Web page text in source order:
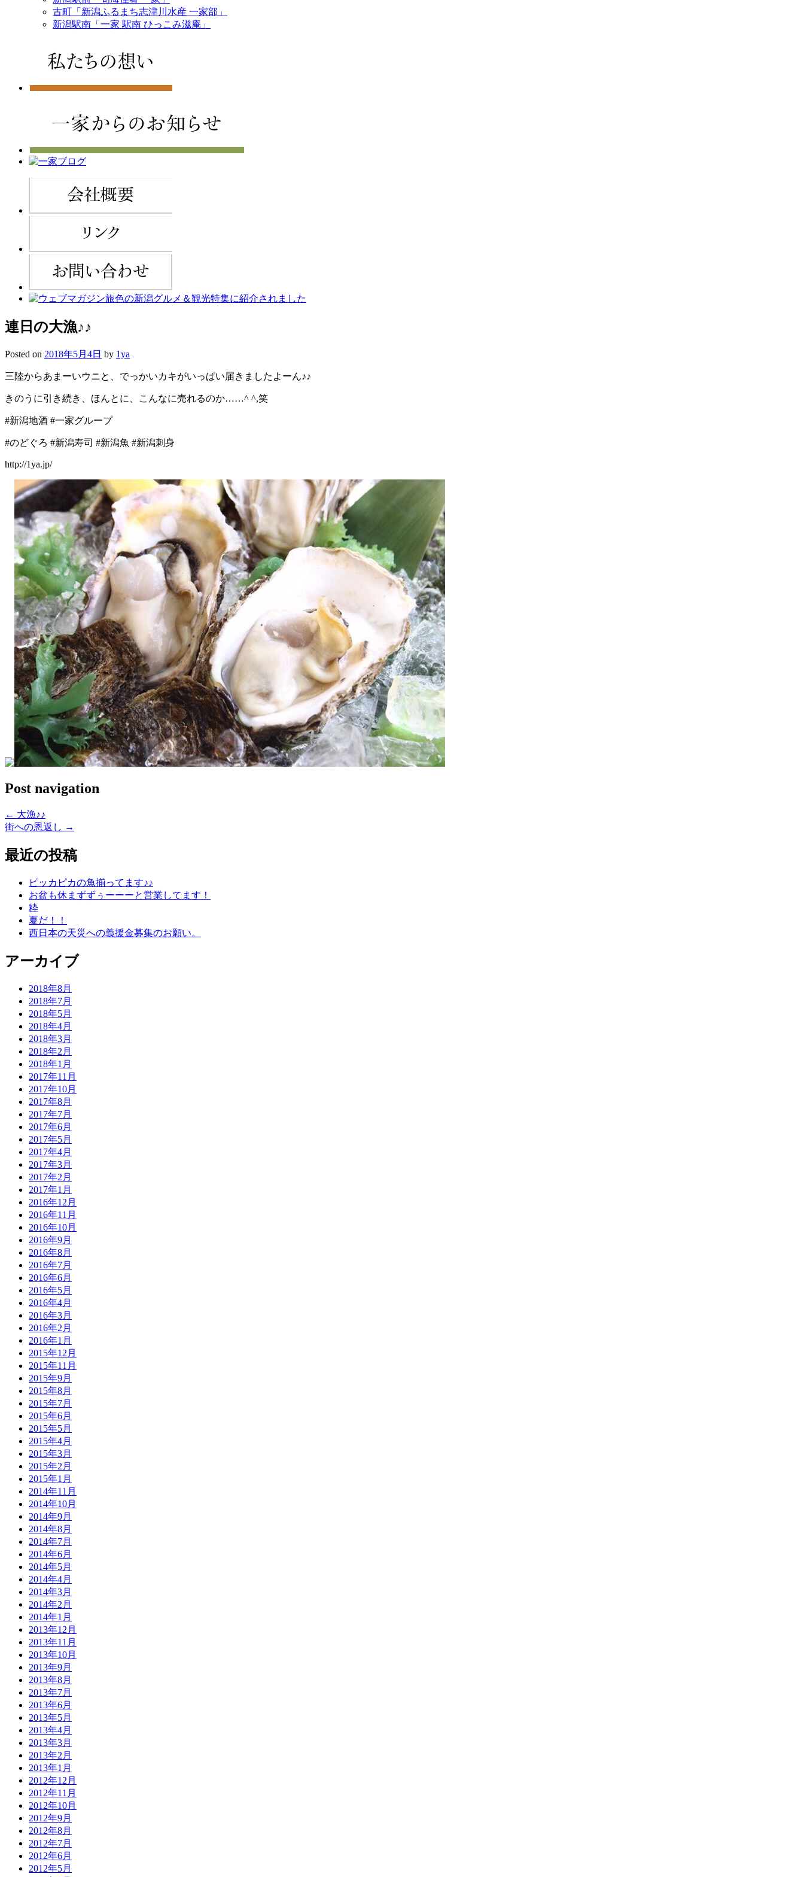
古町「新潟ふるまち志津川水産 一家部」
新潟駅南「一家 駅南 ひっこみ滋庵」
連日の大漁♪♪
Posted on 2018年5月4日 by 1ya
三陸からあまーいウニと、でっかいカキがいっぱい届きましたよーん♪♪
きのうに引き続き、ほんとに、こんなに売れるのか……^ ^,笑
#新潟地酒 #一家グループ
#のどぐろ #新潟寿司 #新潟魚 #新潟刺身
http://1ya.jp/
Post navigation
← 大漁♪♪
街への恩返し →
最近の投稿
ピッカピカの魚揃ってます♪♪
お盆も休まずずぅーーーと営業してます！
粋
夏だ！！
西日本の天災への義援金募集のお願い。
アーカイブ
2018年8月
2018年7月
2018年5月
2018年4月
2018年3月
2018年2月
2018年1月
2017年11月
2017年10月
2017年8月
2017年7月
2017年6月
2017年5月
2017年4月
2017年3月
2017年2月
2017年1月
2016年12月
2016年11月
2016年10月
2016年9月
2016年8月
2016年7月
2016年6月
2016年5月
2016年4月
2016年3月
2016年2月
2016年1月
2015年12月
2015年11月
2015年9月
2015年8月
2015年7月
2015年6月
2015年5月
2015年4月
2015年3月
2015年2月
2015年1月
2014年11月
2014年10月
2014年9月
2014年8月
2014年7月
2014年6月
2014年5月
2014年4月
2014年3月
2014年2月
2014年1月
2013年12月
2013年11月
2013年10月
2013年9月
2013年8月
2013年7月
2013年6月
2013年5月
2013年4月
2013年3月
2013年2月
2013年1月
2012年12月
2012年11月
2012年10月
2012年9月
2012年8月
2012年7月
2012年6月
2012年5月